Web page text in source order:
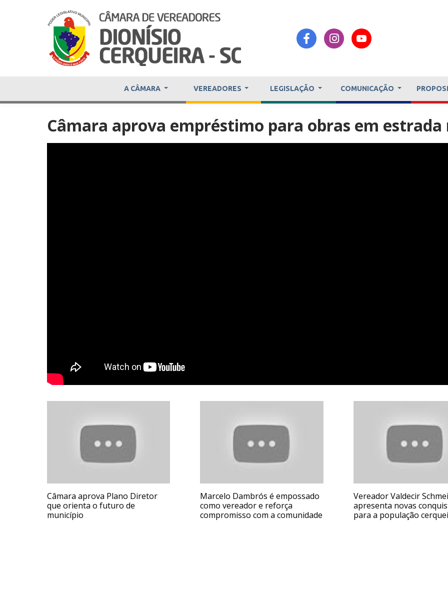
A CÂMARA VEREADORES LEGISLAÇÃO COMUNICAÇÃO
Câmara aprova empréstimo para obras em
Câmara aprova Plano Diretor
que orienta o futuro de
município
Marcelo Dambrós é empossado
como vereador e reforça
compromisso com a comunidade
Vereador Valdecir
apresenta novas
para a população